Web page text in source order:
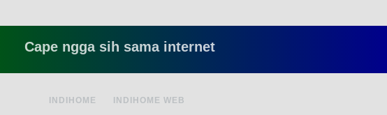
ngga sih sama internet yang lambat gitu gitu aja
INDIHOME INDIHOME WEB